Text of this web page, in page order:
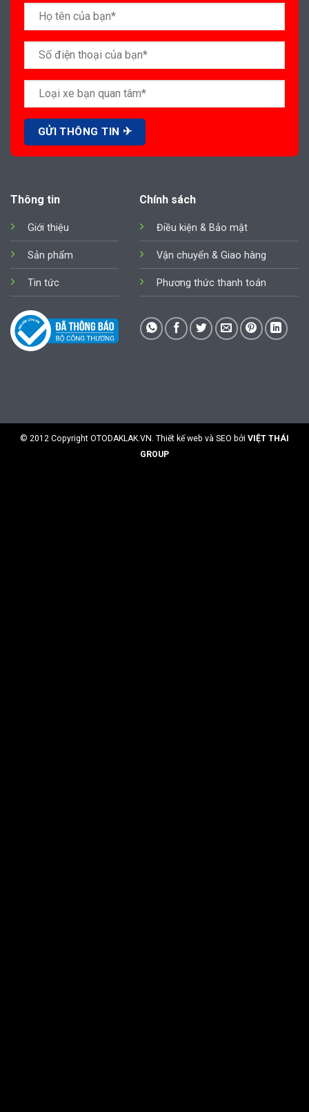
Thông tin
Giới thiệu
Sản phẩm
Tin tức
Chính sách
Điều kiện & Bảo mật
Vận chuyển & Giao hàng
Phương thức thanh toán
© 2012 Copyright OTODAKLAK.VN . Thiết kế web và SEO bởi VIỆT THÁI
GROUP